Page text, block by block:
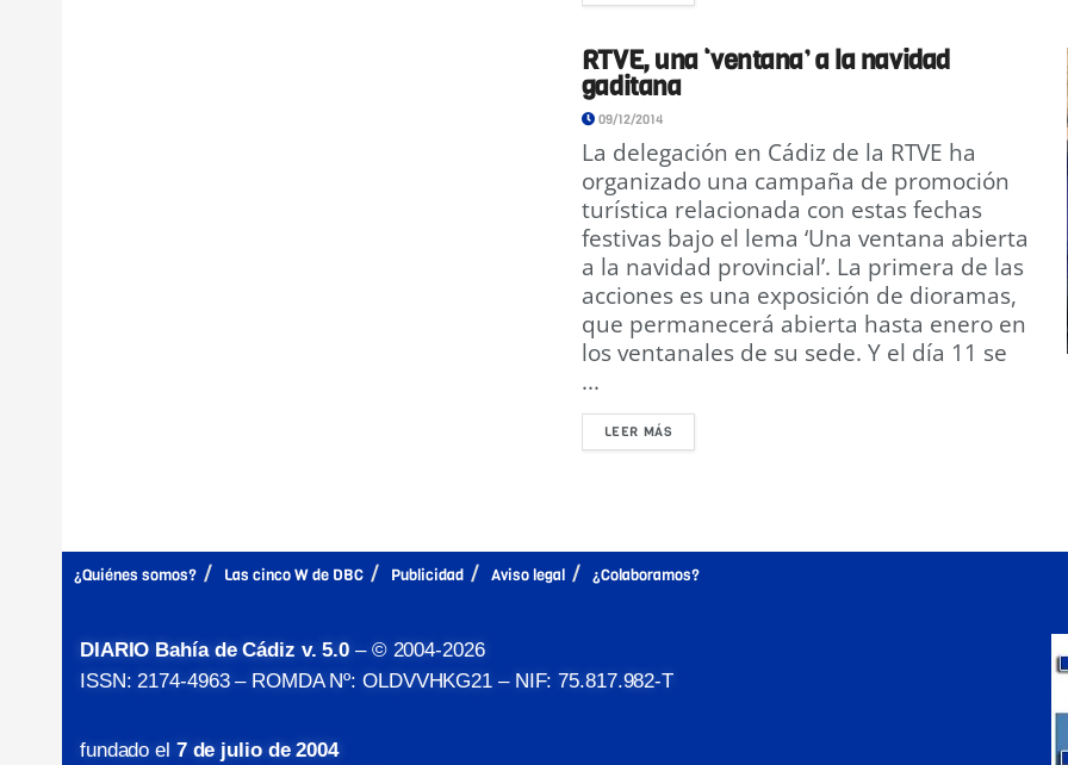
RTVE, una ‘ventana’ a la navidad
gaditana
09/12/2014
La delegación en Cádiz de la RTVE ha
organizado una campaña de promoción
turística relacionada con estas fechas
festivas bajo el lema ‘Una ventana abierta
a la navidad provincial’. La primera de las
acciones es una exposición de dioramas,
que permanecerá abierta hasta enero en
los ventanales de su sede. Y el día 11 se
...
LEER MÁS
¿Quiénes somos? Las cinco W de DBC Publicidad Aviso legal ¿Colaboramos?
DIARIO Bahía de Cádiz v. 5.0 – © 2004-2026
ISSN: 2174-4963 – ROMDA Nº: OLDVVHKG21 – NIF: 75.817.982-T
fundado el 7 de julio de 2004